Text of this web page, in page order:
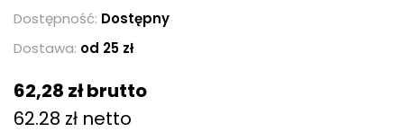
Dostępność: Dostępny
Dostawa: od 25 zł
62,28 zł brutto
62.28 zł netto